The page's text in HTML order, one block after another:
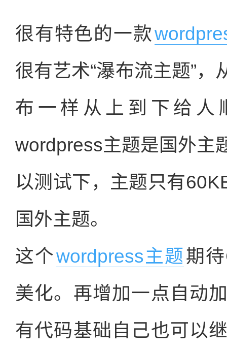
很有特色的一款
很有艺术“瀑布流主题”
布一样从上到下给人
wordpress主题是国外主
以测试下，主题只有
国外主题。
这个wordpress主题期
美化。再增加一点自动
有代码基础自己也可以